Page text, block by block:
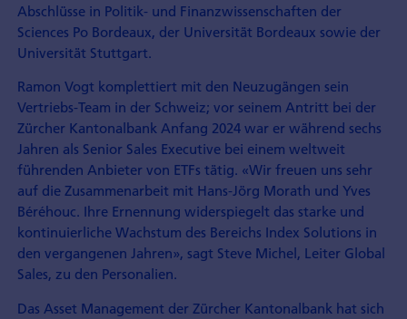
Abschlüsse in Politik- und Finanzwissenschaften der
Sciences Po Bordeaux, der Universität Bordeaux sowie der
Universität Stuttgart.
Ramon Vogt komplettiert mit den Neuzugängen sein
Vertriebs-Team in der Schweiz; vor seinem Antritt bei der
Zürcher Kantonalbank Anfang 2024 war er während sechs
Jahren als Senior Sales Executive bei einem weltweit
führenden Anbieter von ETFs tätig. «Wir freuen uns sehr
auf die Zusammenarbeit mit Hans-Jörg Morath und Yves
Béréhouc. Ihre Ernennung widerspiegelt das starke und
kontinuierliche Wachstum des Bereichs Index Solutions in
den vergangenen Jahren», sagt Steve Michel, Leiter Global
Sales, zu den Personalien.
Das Asset Management der Zürcher Kantonalbank hat sich